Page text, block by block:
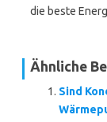
die beste
Ähnliche
Sind